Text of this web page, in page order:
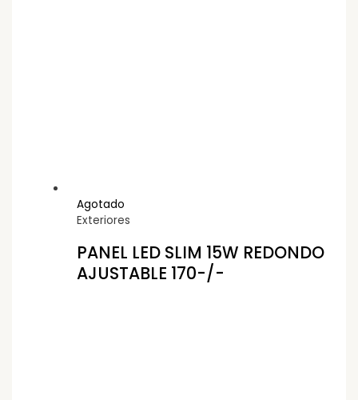
Agotado
Exteriores
PANEL LED SLIM 15W REDONDO
AJUSTABLE 170-/-